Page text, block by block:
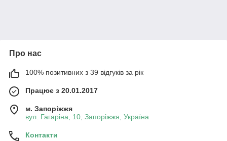
Про нас
100% позитивних з 39 відгуків за рік
Працює з 20.01.2017
м. Запоріжжя
вул. Гагаріна, 10, Запоріжжя, Україна
Контакти